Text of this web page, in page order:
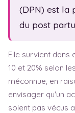
Baby blues
Dépression post-
(DPN) est la
du post
Elle survient dans
10 et 20% selon
méconnue, en
envisager qu'un
soient pas vécus